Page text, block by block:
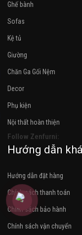
Ghế bành
Sofas
Kệ tủ
Giường
Chăn Ga Gối Nệm
Decor
Phụ kiện
Nội thất hoàn thiện
Follow Zenfurni:
Hướng dẫn
Hướng dẫn đặt hàng
Chính sách thanh toán
Chính sách bảo hành
Chính sách vận chuyển